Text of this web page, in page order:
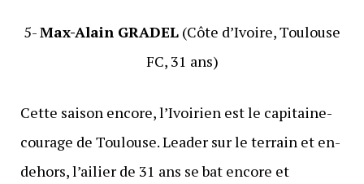
5-Max-Alain GRADEL (Côte d’Ivoire, Toulouse
FC, 31 ans)
Cette saison encore, l’Ivoirien est le capitaine-
courage de Toulouse. Leader sur le terrain et en-
dehors, l’ailier de 31 ans se bat encore et